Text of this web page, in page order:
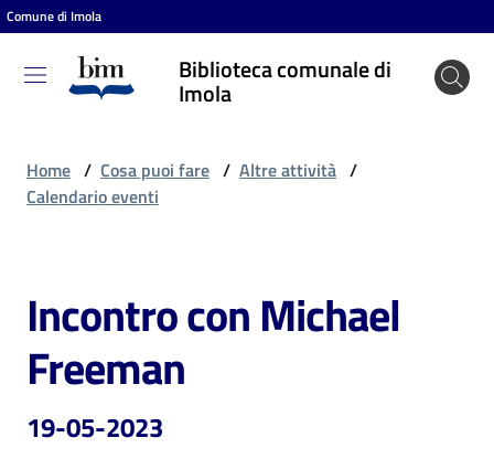
Vai al contenuto
Vai alla navigazione
Vai al footer
Comune di Imola
Biblioteca comunale di
Imola
Biblioteca
comunale
Cosa
puoi
fare
Home / Cosa puoi fare / Altre attività /
Calendario eventi
Salta al contenuto
Incontro con Michael
Freeman
19-05-2023